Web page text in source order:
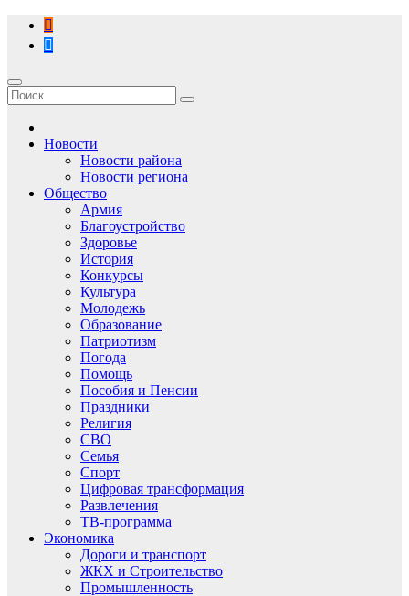
Перейти
содержимому
Новости
Новости района
Новости региона
Общество
Армия
Благоустройство
Здоровье
История
Конкурсы
Культура
Молодежь
Образование
Патриотизм
Погода
Помощь
Пособия и Пенсии
Праздники
Религия
СВО
Семья
Спорт
Цифровая трансформация
Развлечения
ТВ-программа
Экономика
Дороги и транспорт
ЖКХ и Строительство
Промышленность